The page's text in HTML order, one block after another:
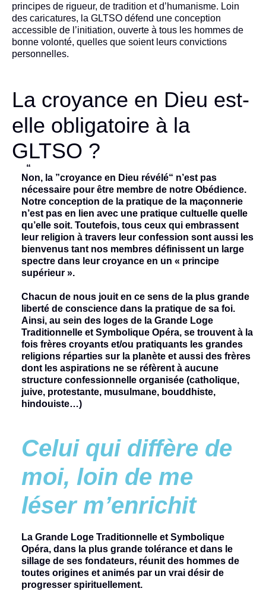
principes de rigueur, de tradition et d’humanisme. Loin
des caricatures, la GLTSO défend une conception
accessible de l’initiation, ouverte à tous les hommes de
bonne volonté, quelles que soient leurs convictions
personnelles.
La croyance en Dieu est-
elle obligatoire à la
GLTSO ?
Non, la ”croyance en Dieu révélé“ n’est pas
nécessaire pour être membre de notre Obédience.
Notre conception de la pratique de la maçonnerie
n’est pas en lien avec une pratique cultuelle quelle
qu’elle soit. Toutefois, tous ceux qui embrassent
leur religion à travers leur confession sont aussi les
bienvenus tant nos membres définissent un large
spectre dans leur croyance en un « principe
supérieur ».
Chacun de nous jouit en ce sens de la plus grande
liberté de conscience dans la pratique de sa foi.
Ainsi, au sein des loges de la Grande Loge
Traditionnelle et Symbolique Opéra, se trouvent à la
fois frères croyants et/ou pratiquants les grandes
religions réparties sur la planète et aussi des frères
dont les aspirations ne se réfèrent à aucune
structure confessionnelle organisée (catholique,
juive, protestante, musulmane, bouddhiste,
hindouiste…)
Celui qui diffère de
moi, loin de me
léser m’enrichit
La Grande Loge Traditionnelle et Symbolique
Opéra, dans la plus grande tolérance et dans le
sillage de ses fondateurs, réunit des hommes de
toutes origines et animés par un vrai désir de
progresser spirituellement.